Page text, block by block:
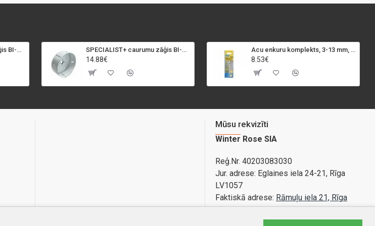
SPECIALIST+ caurumu zāģis BI-METAL, 92 mm SPECIALIST+ caurumu zāģis BI-METAL, 98 mm
14.88€
Acu enkuru komplekts, 3-13 mm, Rapid, 12 gab.
8.53€
Mūsu rekvizīti
Winter Rose SIA
Reģ.Nr. 40203083030
Jur. adrese: Eglaines iela 24-21, Rīga
LV1057
Faktiskā adrese: Rāmuļu iela 21, Rīga
Bankas konts: LV89PARX0020365840001